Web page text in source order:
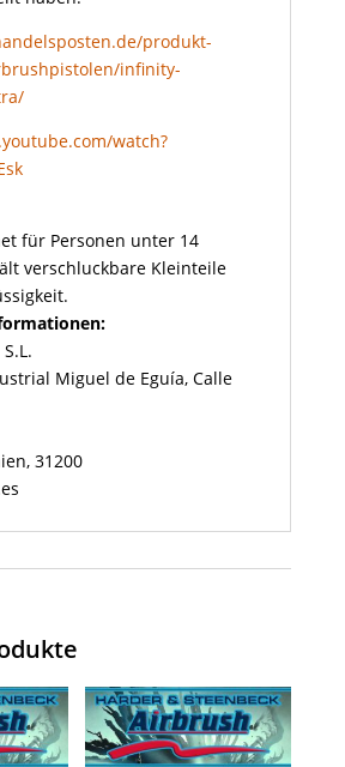
produkt-
infinity-
watch?
für Personen unter 14
verschluckbare Kleinteile
Miguel de Eguía, Calle
31200